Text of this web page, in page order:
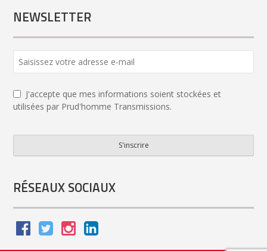
NEWSLETTER
J'accepte que mes informations soient stockées et
utilisées par Prud'homme Transmissions.
S'inscrire
Website *
RÉSEAUX SOCIAUX